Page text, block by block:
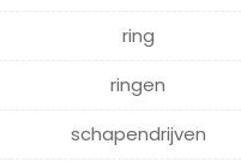
ring
ringen
schapendrijven